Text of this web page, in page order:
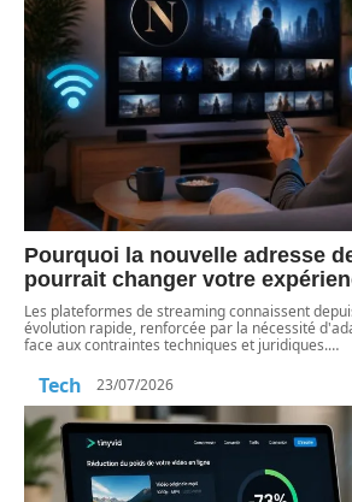
Pourquoi la nouvelle adresse
pourrait changer votre
Les plateformes de streaming connaissent
évolution rapide, renforcée par la nécessité
face aux contraintes techniques et juridiques.…
Tech 23/07/2026